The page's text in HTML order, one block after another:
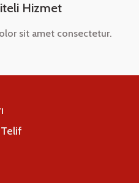
Hizmet
sit amet consectetur.